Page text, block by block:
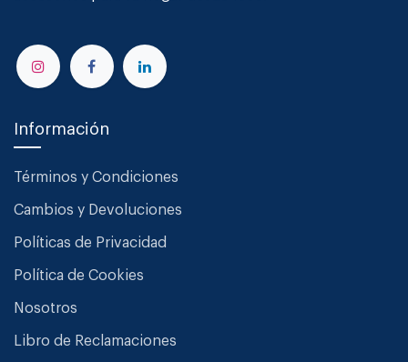
Información
Términos y Condiciones
Cambios y Devoluciones
Políticas de Privacidad
Política de Cookies
Nosotros
Libro de Reclamaciones